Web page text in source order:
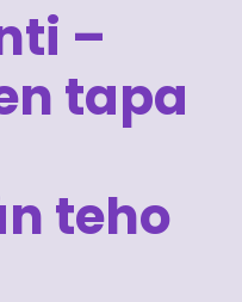
–
tapa
teho